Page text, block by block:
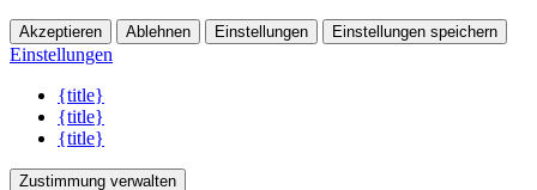
Akzeptieren Ablehnen Einstellungen Einstellungen speichern
Einstellungen
{title}
{title}
{title}
Zustimmung verwalten